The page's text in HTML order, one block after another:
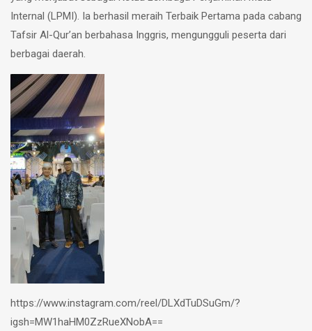
Internal (LPMI). Ia berhasil meraih Terbaik Pertama pada cabang
Tafsir Al-Qur’an berbahasa Inggris, mengungguli peserta dari
berbagai daerah.
https://www.instagram.com/reel/DLXdTuDSuGm/?
igsh=MW1haHM0ZzRueXNobA==